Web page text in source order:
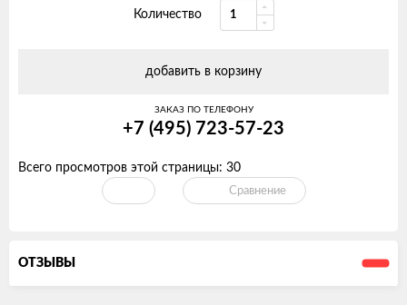
Количество
добавить в корзину
ЗАКАЗ ПО ТЕЛЕФОНУ
+7 (495) 723-57-23
Всего просмотров этой страницы: 30
Сравнение
ОТЗЫВЫ